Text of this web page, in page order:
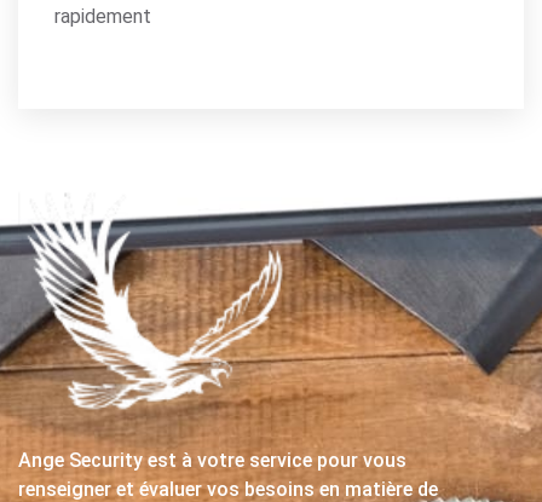
rapidement
Ange Security est à votre service pour vous
renseigner et évaluer vos besoins en matière de